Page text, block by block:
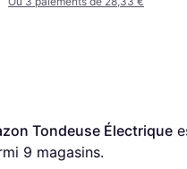
Tondeuse Électrique
9 magasins.